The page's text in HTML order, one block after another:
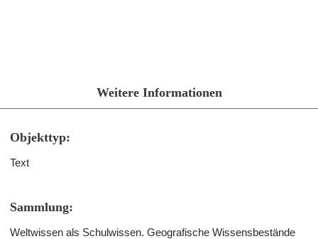
Weitere Informationen
Objekttyp:
Text
Sammlung:
Weltwissen als Schulwissen. Geografische Wissensbestände